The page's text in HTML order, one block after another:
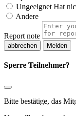
Ungeeignet Hat
Andere
Report note
Melden
Sperre Teilnehmer?
Bitte bestätige, das